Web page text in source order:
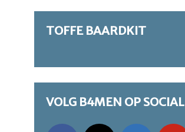
TOFFE BAARDKIT
VOLG B4MEN OP SOCIAL